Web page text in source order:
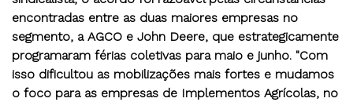
encontradas entre as duas maiores empresas no
segmento, a AGCO e John Deere, que estrategicamente
programaram férias coletivas para maio e junho. "Com
isso dificultou as mobilizações mais fortes e mudamos
o foco para as empresas de Implementos Agrícolas, no